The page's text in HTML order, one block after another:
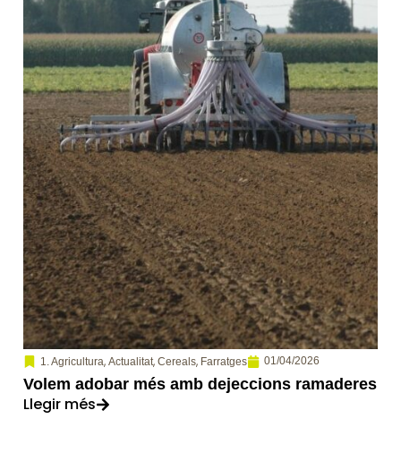
1. Agricultura, Actualitat, Cereals, Farratges 01/04/2026
Volem adobar més amb dejeccions ramaderes
Llegir més